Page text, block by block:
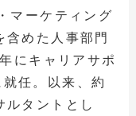
マーケティング
めた人事部門
にキャリアサポ
任。以来、約
タントとし